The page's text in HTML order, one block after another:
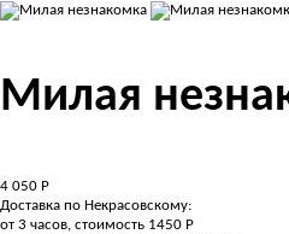
Милая
4 050 Р
Доставка по Некрасовскому:
от 3 часов, стоимость 1450 Р